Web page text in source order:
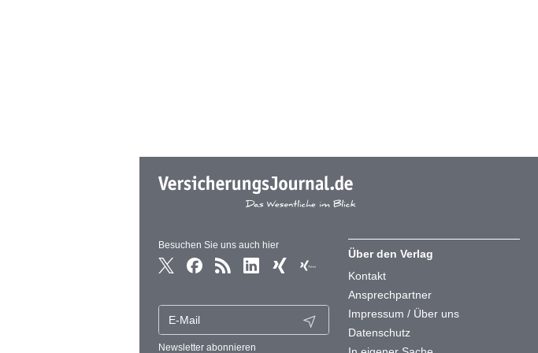
Besuchen Sie uns auch hier
Newsletter abonnieren
Über den Verlag
Kontakt
Ansprechpartner
Impressum / Über uns
Datenschutz